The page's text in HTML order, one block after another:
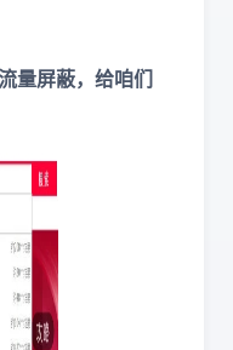
量屏蔽，给咱们